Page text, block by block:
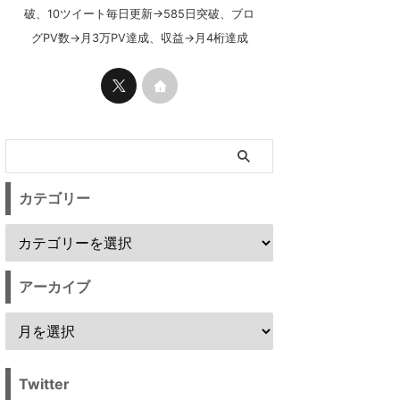
破、10ツイート毎日更新→585日突破、ブロ
グPV数→月3万PV達成、収益→月4桁達成
カテゴリー
アーカイブ
Twitter